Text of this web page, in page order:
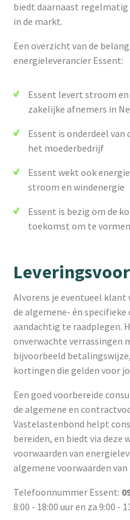
biedt daarnaast
in de markt.
Een overzicht van de
energieleverancier Essent:
Essent levert stroom
zakelijke afnemers in
Essent is onderdeel
het moederbedrijf
Essent wekt ook
stroom en windenergie
Essent is bezig om de
toekomst om te
Alvorens je eventueel klant
de algemene- én
aandachtig te raadplegen.
onverwachte verrassingen
bijvoorbeeld
kortingen die gelden voor
Een goed voorbereide
de algemene en
Vastelastenbond helpt
bereiden, en biedt via deze
voorwaarden van
algemene voorwaarden van
Telefoonnummer Essent:
8:00 - 18:00 uur en za 9:00 -